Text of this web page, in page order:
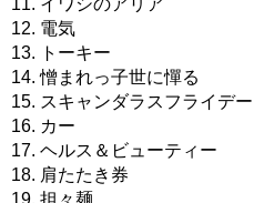
11. イワシのアリア
12. 電気
13. トーキー
14. 憎まれっ子世に憚る
15. スキャンダラスフライデー
16. カー
17. ヘルス＆ビューティー
18. 肩たたき券
19. 担々麺